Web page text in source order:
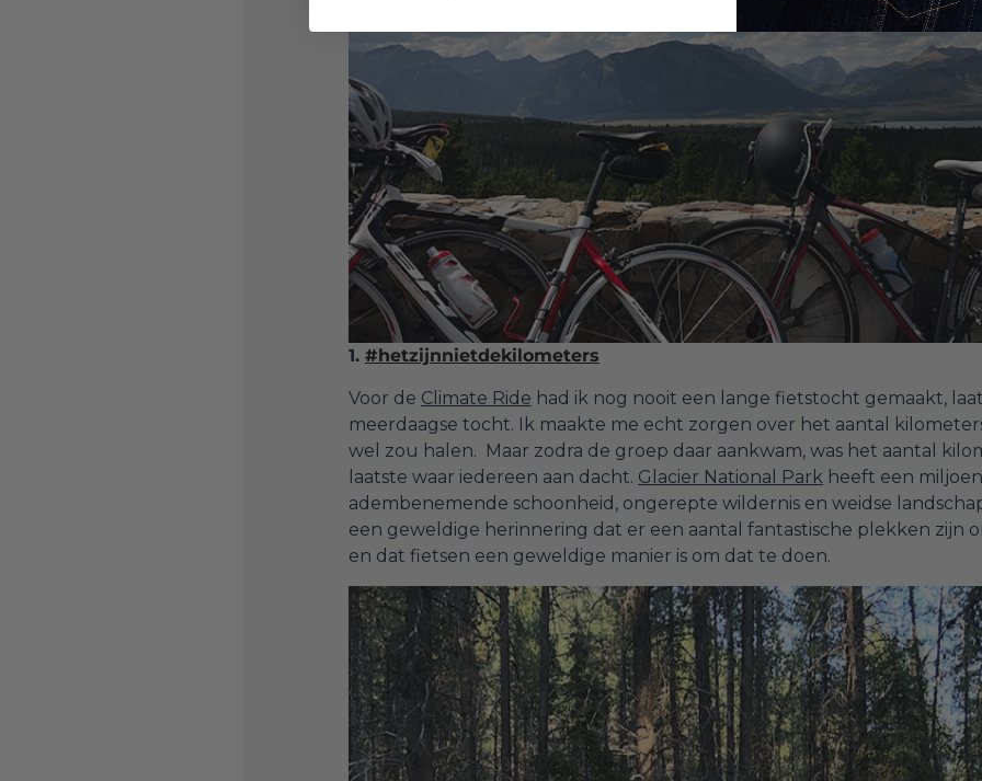
1. #hetzijnnietdekilometers
Voor de Climate Ride had ik nog nooit een lange fietstocht gemaakt,
meerdaagse tocht. Ik maakte me echt zorgen over het aantal
wel zou halen. Maar zodra de groep daar aankwam, was het aantal
laatste waar iedereen aan dacht. Glacier National Park heeft een
adembenemende schoonheid, ongerepte wildernis en weidse
een geweldige herinnering dat er een aantal fantastische plekken zijn
en dat fietsen een geweldige manier is om dat te doen.